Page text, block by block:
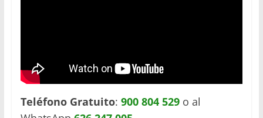
Teléfono Gratuito: 900 804 529o al